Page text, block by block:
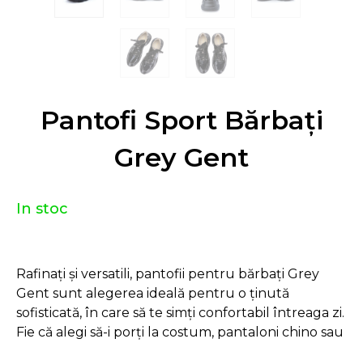
Pantofi Sport Bărbați
Grey Gent
In stoc
Rafinați și versatili, pantofii pentru bărbați Grey
Gent sunt alegerea ideală pentru o ținută
sofisticată, în care să te simți confortabil întreaga zi.
Fie că alegi să-i porți la costum, pantaloni chino sau